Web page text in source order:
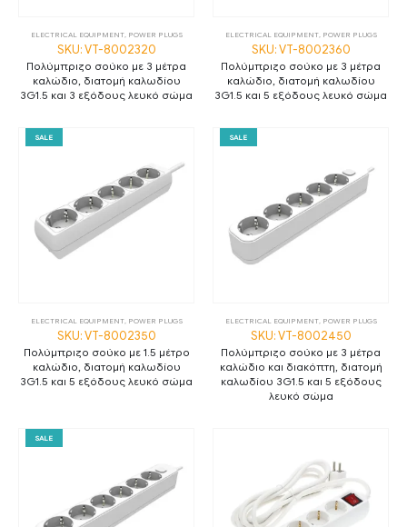
ELECTRICAL EQUIPMENT, POWER PLUGS
SKU: VT-8002320
Πολύμπριζο σούκο με 3 μέτρα
καλώδιο, διατομή καλωδίου
3G1.5 και 3 εξόδους λευκό σώμα
ELECTRICAL EQUIPMENT, POWER PLUGS
SKU: VT-8002360
Πολύμπριζο σούκο με 3 μέτρα
καλώδιο, διατομή καλωδίου
3G1.5 και 5 εξόδους λευκό σώμα
SALE
ELECTRICAL EQUIPMENT, POWER PLUGS
SKU: VT-8002350
Πολύμπριζο σούκο με 1.5 μέτρο
καλώδιο, διατομή καλωδίου
3G1.5 και 5 εξόδους λευκό σώμα
SALE
ELECTRICAL EQUIPMENT, POWER PLUGS
SKU: VT-8002450
Πολύμπριζο σούκο με 3 μέτρα
καλώδιο και διακόπτη, διατομή
καλωδίου 3G1.5 και 5 εξόδους
λευκό σώμα
SALE